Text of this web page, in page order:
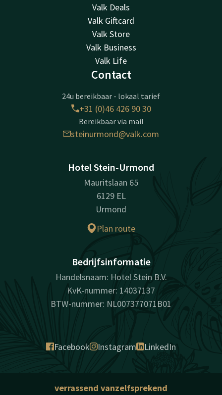
Valk Deals
Valk Giftcard
Valk Store
Valk Business
Valk Life
Contact
24u bereikbaar - lokaal tarief
+31 (0)46 426 90 30
Bereikbaar via mail
steinurmond@valk.com
Hotel Stein-Urmond
Mauritslaan 65
6129 EL
Urmond
Plan route
Bedrijfsinformatie
Handelsnaam: Hotel Stein B.V.
KvK-nummer: 14037137
BTW-nummer: NL007377071B01
Facebook Instagram LinkedIn
verrassend vanzelfsprekend